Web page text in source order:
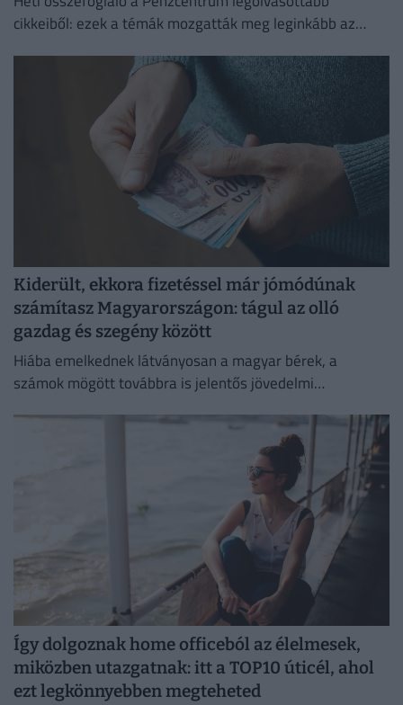
cikkeiből: ezek a témák mozgatták meg leginkább az
Kiderült, ekkora fizetéssel már jómódúnak
számítasz Magyarországon: tágul az olló
gazdag és szegény között
Hiába emelkednek látványosan a magyar bérek, a
számok mögött továbbra is jelentős jövedelmi
Így dolgoznak home officeból az élelmesek,
miközben utazgatnak: itt a TOP10 úticél, ahol
ezt legkönnyebben megteheted